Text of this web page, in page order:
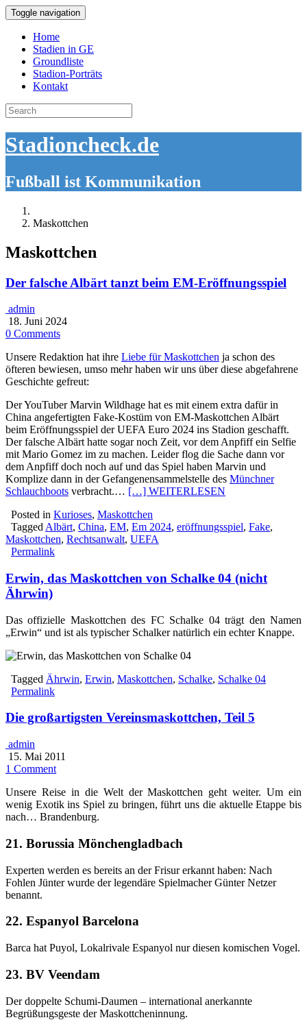
Toggle navigation
Home
Stadien in GE
Groundliste
Stadion-Porträts
Kontakt
Search
for:
Stadioncheck.de
Fußball ist Kommunikation
Maskottchen
Maskottchen
Der falsche Albärt tanzt beim EM-Eröffnungsspiel
admin
18. Juni 2024
0 Comments
Unsere Redaktion hat ihre Liebe für Maskottchen ja schon des
öfteren bewiesen, umso mehr haben wir uns über diese abgefahrene
Geschichte gefreut:
Der YouTuber Marvin Wildhage hat es mit einem extra dafür in
China angefertigten Fake-Kostüm von EM-Maskottchen Albärt
beim Eröffnungsspiel der UEFA Euro 2024 ins Stadion geschafft.
Der falsche Albärt hatte sogar noch Zeit, vor dem Anpfiff ein Selfie
mit Mario Gomez im zu machen. Leider flog die Sache dann vor
dem Anpfiff doch noch auf und das Spiel haben Marvin und
Komplize dann in der Gefangenensammelstelle des Münchner
Schlauchboots verbracht.… […] WEITERLESEN
Posted in Kurioses, Maskottchen
Tagged Albärt, China, EM, Em 2024, eröffnungsspiel, Fake,
Maskottchen, Rechtsanwalt, UEFA
Permalink
Erwin, das Maskottchen von Schalke 04 (nicht
Ährwin)
Das offizielle Maskottchen des FC Schalke 04 trägt den Namen
„Erwin“ und ist als typischer Schalker natürlich ein echter Knappe.
Tagged Ährwin, Erwin, Maskottchen, Schalke, Schalke 04
Permalink
Die großartigsten Vereinsmaskottchen, Teil 5
admin
15. Mai 2011
1 Comment
Unsere Reise in die Welt der Maskottchen geht weiter. Um ein
wenig Exotik ins Spiel zu bringen, führt uns die aktuelle Etappe bis
nach… Brandenburg.
21. Borussia Mönchengladbach
Experten werden es bereits an der Frisur erkannt haben: Nach
Fohlen Jünter wurde der legendäre Spielmacher Günter Netzer
benannt.
22. Espanyol Barcelona
Barca hat Puyol, Lokalrivale Espanyol nur diesen komischen Vogel.
23. BV Veendam
Der doppelte Schumi-Daumen – international anerkannte
Begrüßungsgeste der Maskottcheninnung.